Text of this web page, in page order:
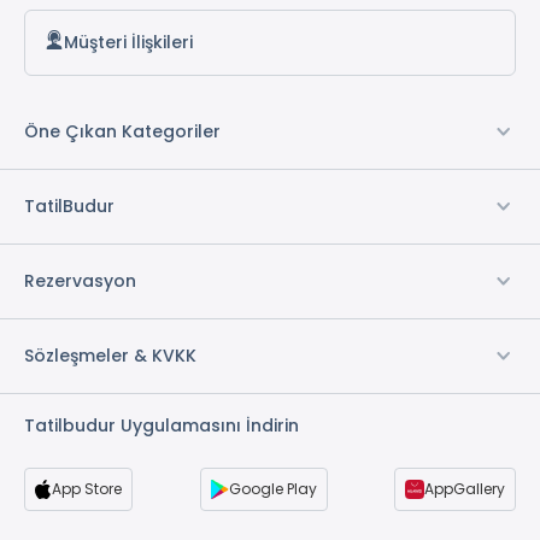
Ulaşım
M5 Ümraniye Metro hattına yakın konumda
Taksim tarafına trafik durumuna göre 35-50 dakika
Sabiha Gökçen’e bağlantı yolları üzerinden rahat
erişim sağlanıyor
Bölge Hakkında
yaşam merkezi haline geldi. Özellikle:
İstanbul Finans Merkezi’ne yakınlık
Restoran ve kafe çeşitliliği
sebebiyle tercih edilen bölgelerden biri. Reddit
“güvenli ve yaşaması rahat” olduğu sıkça belirtiliyor.
Müşteri İlişkileri
Öne Çıkan Kategoriler
TatilBudur
Rezervasyon
Sözleşmeler & KVKK
Tatilbudur Uygulamasını İndirin
App Store Google Play AppGallery